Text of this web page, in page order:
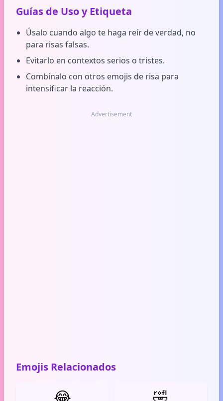
Guías de Uso y Etiqueta
Úsalo cuando algo te haga reír de verdad, no
para risas falsas.
Evitarlo en contextos serios o tristes.
Combínalo con otros emojis de risa para
intensificar la reacción.
Advertisement
Emojis Relacionados
😂 🤣